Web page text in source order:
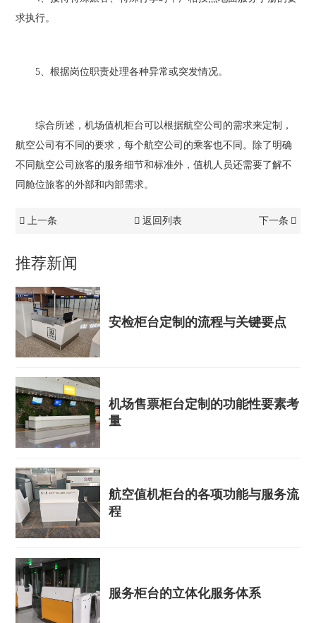
求执行。
5、根据岗位职责处理各种异常或突发情况。
综合所述，机场值机柜台可以根据航空公司的需求来定制，
航空公司有不同的要求，每个航空公司的乘客也不同。除了明确
不同航空公司旅客的服务细节和标准外，值机人员还需要了解不
同舱位旅客的外部和内部需求。
上一条 返回列表 下一条
推荐新闻
安检柜台定制的流程与关键要点
机场售票柜台定制的功能性要素考
量
航空值机柜台的各项功能与服务流
程
服务柜台的立体化服务体系